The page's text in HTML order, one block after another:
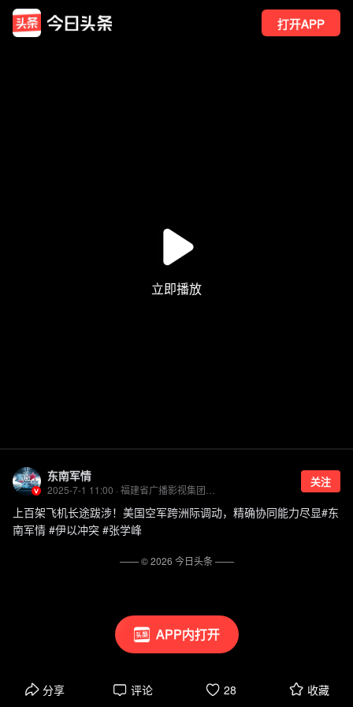
打开APP
APP内打开
东南军情 关注
上百架飞机长途跋涉！美国空军跨洲际调动，精确协同能力尽显#东
南军情 #伊以冲突 #张学峰
分享 评论 28 收藏
—— ©2026 今日头条——